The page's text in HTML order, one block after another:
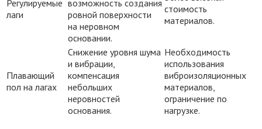
Регулируемые
лаги
возможность создания
ровной поверхности
на неровном
основании.
стоимость
материалов.
Плавающий
пол на лагах
Снижение уровня шума
и вибрации,
компенсация
небольших
неровностей
основания.
Необходимость
использования
виброизоляционных
материалов,
ограничение по
нагрузке.